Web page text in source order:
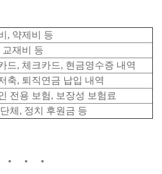
, 약제비 등
교재비 등
드, 체크카드, 현금영수증 내역
축, 퇴직연금 납입 내역
전용 보험, 보장성 보험료
체, 정치 후원금 등